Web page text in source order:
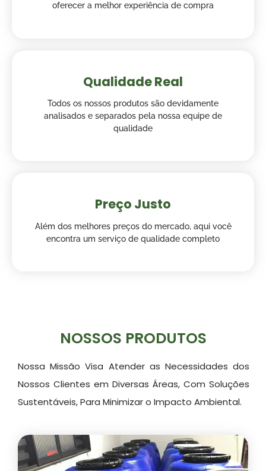
oferecer a melhor experiência de compra
Qualidade Real
Todos os nossos produtos são devidamente
analisados e separados pela nossa equipe de
qualidade
Preço Justo
Além dos melhores preços do mercado, aqui você
encontra um serviço de qualidade completo
NOSSOS PRODUTOS
Nossa Missão Visa Atender as Necessidades dos
Nossos Clientes em Diversas Áreas, Com Soluções
Sustentáveis, Para Minimizar o Impacto Ambiental.